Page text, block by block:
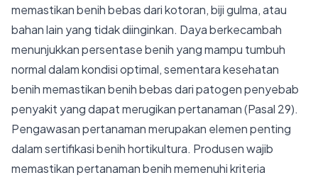
memastikan benih bebas dari kotoran, biji gulma, atau
bahan lain yang tidak diinginkan. Daya berkecambah
menunjukkan persentase benih yang mampu tumbuh
normal dalam kondisi optimal, sementara kesehatan
benih memastikan benih bebas dari patogen penyebab
penyakit yang dapat merugikan pertanaman (Pasal 29).
Pengawasan pertanaman merupakan elemen penting
dalam sertifikasi benih hortikultura. Produsen wajib
memastikan pertanaman benih memenuhi kriteria